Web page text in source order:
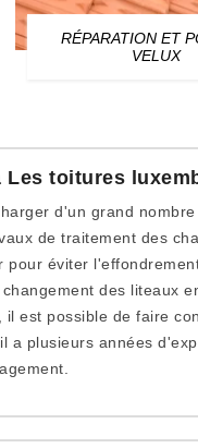
RÉPARATION ET
VELUX
toitures
d'un grand
de traitement des
éviter
des liteaux
est possible de faire
a plusieurs années